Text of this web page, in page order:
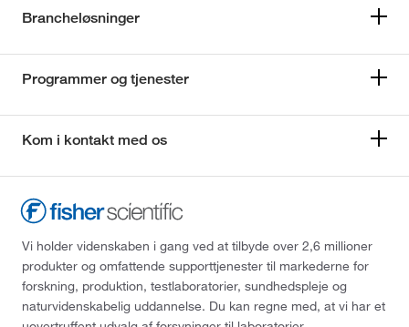
Brancheløsninger
Programmer og tjenester
Kom i kontakt med os
Vi holder videnskaben i gang ved at tilbyde over 2,6 millioner
produkter og omfattende supporttjenester til markederne for
forskning, produktion, testlaboratorier, sundhedspleje og
naturvidenskabelig uddannelse. Du kan regne med, at vi har et